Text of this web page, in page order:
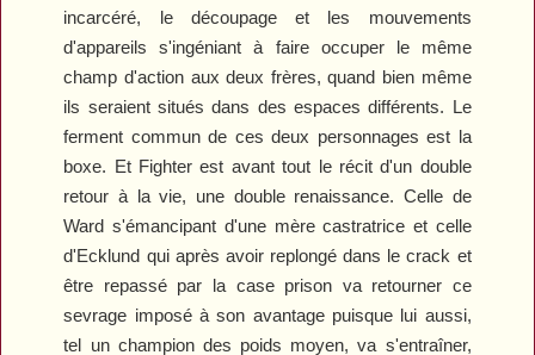
incarcéré, le découpage et les mouvements
d'appareils s'ingéniant à faire occuper le même
champ d'action aux deux frères, quand bien même
ils seraient situés dans des espaces différents. Le
ferment commun de ces deux personnages est la
boxe. Et Fighter est avant tout le récit d'un double
retour à la vie, une double renaissance. Celle de
Ward s'émancipant d'une mère castratrice et celle
d'Ecklund qui après avoir replongé dans le crack et
être repassé par la case prison va retourner ce
sevrage imposé à son avantage puisque lui aussi,
tel un champion des poids moyen, va s'entraîner,